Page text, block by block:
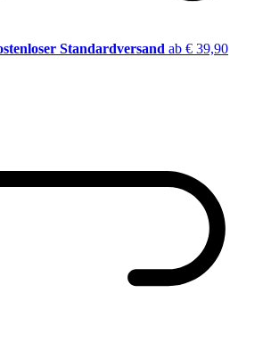
Standardversand ab € 39,90